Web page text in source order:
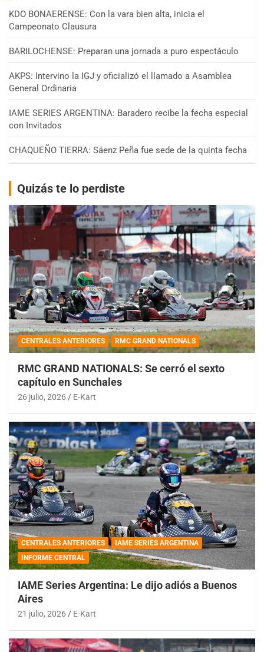
KDO BONAERENSE: Con la vara bien alta, inicia el
Campeonato Clausura
BARILOCHENSE: Preparan una jornada a puro espectáculo
AKPS: Intervino la IGJ y oficializó el llamado a Asamblea
General Ordinaria
IAME SERIES ARGENTINA: Baradero recibe la fecha especial
con Invitados
CHAQUEÑO TIERRA: Sáenz Peña fue sede de la quinta fecha
Quizás te lo perdiste
CENTRALES ANTERIORES RMC GRAND NATIONALS
RMC GRAND NATIONALS: Se cerró el sexto
capítulo en Sunchales
26 julio, 2026 E-Kart
CENTRALES ANTERIORES
IAME SERIES ARGENTINA
INFORME CENTRAL
IAME Series Argentina: Le dijo adiós a Buenos
Aires
21 julio, 2026 E-Kart